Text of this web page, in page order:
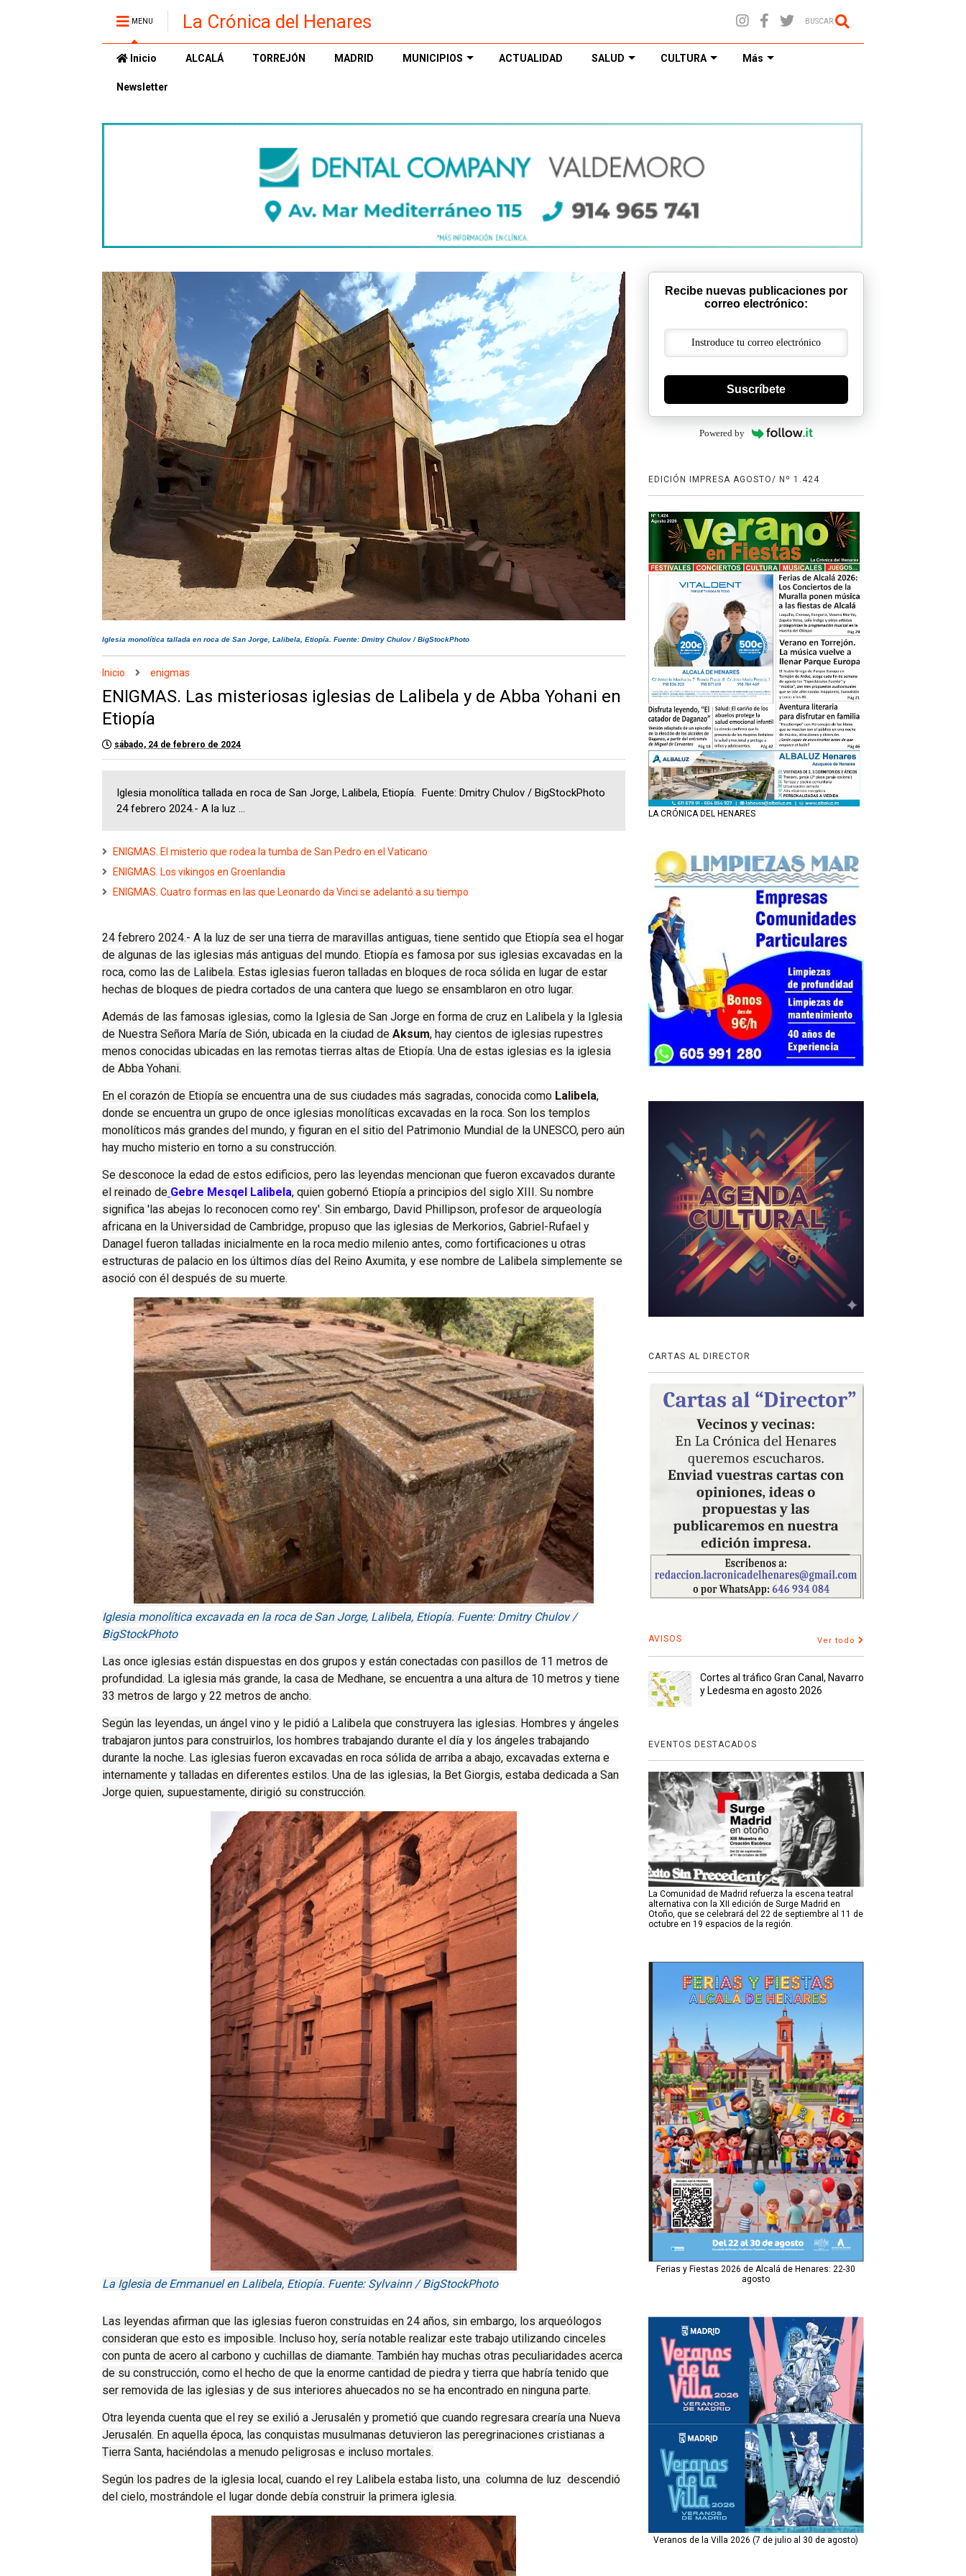
MENU La Crónica del Henares BUSCAR
Inicio ALCALÁ TORREJÓN MADRID MUNICIPIOS ACTUALIDAD SALUD CULTURA Más
Newsletter
Iglesia monolítica tallada en roca de San Jorge, Lalibela, Etiopía. Fuente: Dmitry Chulov / BigStockPhoto
Inicio enigmas
ENIGMAS. Las misteriosas iglesias de Lalibela y de Abba Yohani en
Etiopía
sábado, 24 de febrero de 2024
Iglesia monolítica tallada en roca de San Jorge, Lalibela, Etiopía. Fuente: Dmitry Chulov / BigStockPhoto
24 febrero 2024.- A la luz ...
ENIGMAS. El misterio que rodea la tumba de San Pedro en el Vaticano
ENIGMAS. Los vikingos en Groenlandia
ENIGMAS. Cuatro formas en las que Leonardo da Vinci se adelantó a su tiempo
24 febrero 2024.- A la luz de ser una tierra de maravillas antiguas, tiene sentido que Etiopía sea el hogar
de algunas de las iglesias más antiguas del mundo. Etiopía es famosa por sus iglesias excavadas en la
roca, como las de Lalibela. Estas iglesias fueron talladas en bloques de roca sólida en lugar de estar
hechas de bloques de piedra cortados de una cantera que luego se ensamblaron en otro lugar.
Además de las famosas iglesias, como la Iglesia de San Jorge en forma de cruz en Lalibela y la Iglesia
de Nuestra Señora María de Sión, ubicada en la ciudad de Aksum, hay cientos de iglesias rupestres
menos conocidas ubicadas en las remotas tierras altas de Etiopía. Una de estas iglesias es la iglesia
de Abba Yohani.
En el corazón de Etiopía se encuentra una de sus ciudades más sagradas, conocida como Lalibela,
donde se encuentra un grupo de once iglesias monolíticas excavadas en la roca. Son los templos
monolíticos más grandes del mundo, y figuran en el sitio del Patrimonio Mundial de la UNESCO, pero aún
hay mucho misterio en torno a su construcción.
Se desconoce la edad de estos edificios, pero las leyendas mencionan que fueron excavados durante
el reinado de Gebre Mesqel Lalibela, quien gobernó Etiopía a principios del siglo XIII. Su nombre
significa 'las abejas lo reconocen como rey'. Sin embargo, David Phillipson, profesor de arqueología
africana en la Universidad de Cambridge, propuso que las iglesias de Merkorios, Gabriel-Rufael y
Danagel fueron talladas inicialmente en la roca medio milenio antes, como fortificaciones u otras
estructuras de palacio en los últimos días del Reino Axumita, y ese nombre de Lalibela simplemente se
asoció con él después de su muerte.
Iglesia monolítica excavada en la roca de San Jorge, Lalibela, Etiopía. Fuente: Dmitry Chulov /
BigStockPhoto
Las once iglesias están dispuestas en dos grupos y están conectadas con pasillos de 11 metros de
profundidad. La iglesia más grande, la casa de Medhane, se encuentra a una altura de 10 metros y tiene
33 metros de largo y 22 metros de ancho.
Según las leyendas, un ángel vino y le pidió a Lalibela que construyera las iglesias. Hombres y ángeles
trabajaron juntos para construirlos, los hombres trabajando durante el día y los ángeles trabajando
durante la noche. Las iglesias fueron excavadas en roca sólida de arriba a abajo, excavadas externa e
internamente y talladas en diferentes estilos. Una de las iglesias, la Bet Giorgis, estaba dedicada a San
Jorge quien, supuestamente, dirigió su construcción.
La Iglesia de Emmanuel en Lalibela, Etiopía. Fuente: Sylvainn / BigStockPhoto
Las leyendas afirman que las iglesias fueron construidas en 24 años, sin embargo, los arqueólogos
consideran que esto es imposible. Incluso hoy, sería notable realizar este trabajo utilizando cinceles
con punta de acero al carbono y cuchillas de diamante. También hay muchas otras peculiaridades acerca
de su construcción, como el hecho de que la enorme cantidad de piedra y tierra que habría tenido que
ser removida de las iglesias y de sus interiores ahuecados no se ha encontrado en ninguna parte.
Otra leyenda cuenta que el rey se exilió a Jerusalén y prometió que cuando regresara crearía una Nueva
Jerusalén. En aquella época, las conquistas musulmanas detuvieron las peregrinaciones cristianas a
Tierra Santa, haciéndolas a menudo peligrosas e incluso mortales.
Según los padres de la iglesia local, cuando el rey Lalibela estaba listo, una columna de luz descendió
del cielo, mostrándole el lugar donde debía construir la primera iglesia.
Recibe nuevas publicaciones por
correo electrónico:
Suscríbete
Powered by
EDICIÓN IMPRESA AGOSTO/ Nº 1.424
LA CRÓNICA DEL HENARES
CARTAS AL DIRECTOR
AVISOS Ver todo
Cortes al tráfico Gran Canal, Navarro
y Ledesma en agosto 2026
EVENTOS DESTACADOS
La Comunidad de Madrid refuerza la escena teatral
alternativa con la XII edición de Surge Madrid en
Otoño, que se celebrará del 22 de septiembre al 11 de
octubre en 19 espacios de la región.
Ferias y Fiestas 2026 de Alcalá de Henares: 22-30
agosto
Veranos de la Villa 2026 (7 de julio al 30 de agosto)